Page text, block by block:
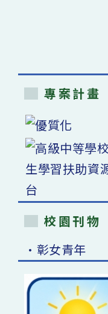
專案計畫
校園刊物
•彰女青年